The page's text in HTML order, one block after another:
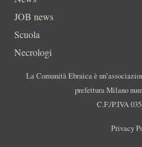
JOB news
Scuola
Necrologi
La Comunità Ebraica è
prefettura Milano
C.F./P.IVA
Privacy